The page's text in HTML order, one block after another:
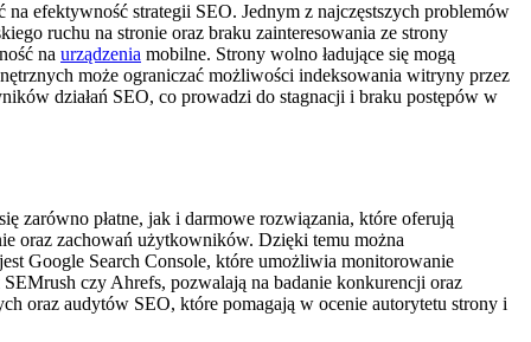
efektywność strategii SEO. Jednym z najczęstszych problemów
ruchu na stronie oraz braku zainteresowania ze strony
na urządzenia mobilne. Strony wolno ładujące się mogą
może ograniczać możliwości indeksowania witryny przez
działań SEO, co prowadzi do stagnacji i braku postępów w
zarówno płatne, jak i darmowe rozwiązania, które oferują
oraz zachowań użytkowników. Dzięki temu można
Google Search Console, które umożliwia monitorowanie
czy Ahrefs, pozwalają na badanie konkurencji oraz
oraz audytów SEO, które pomagają w ocenie autorytetu strony i